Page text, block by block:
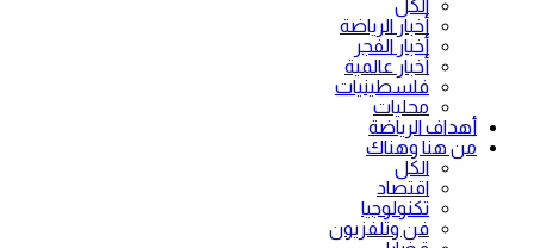
الكل
أخبار الرياضة
أخبار الفجر
أخبار عالمية
فلسطينيات
محليات
أهداف الرياضة
من هنا وهناك
الكل
اقتصاد
تكنولوجيا
فن وتلفزيون